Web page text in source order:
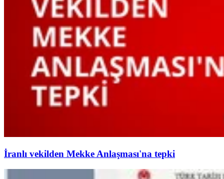
İranlı vekilden Mekke Anlaşması'na tepki